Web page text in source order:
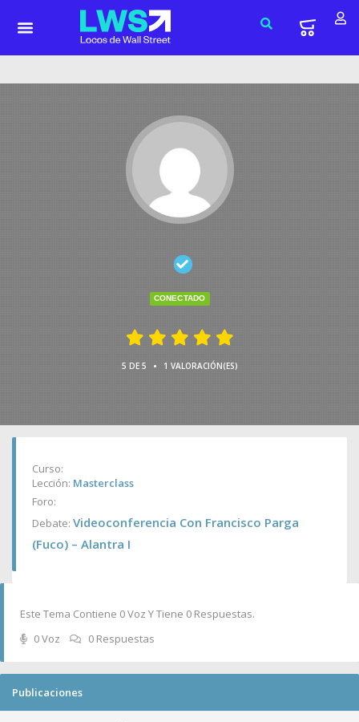
CONECTADO
5 DE 5 • 1 VALORACIÓN(ES)
Curso:
Lección: Masterclass
Foro:
Debate: Videoconferencia Con Francisco Parga
(Fuco) – Alantra I
Este Tema Contiene 0 Voz Y Tiene 0 Respuestas.
0 Voz
0 Respuestas
Publicaciones